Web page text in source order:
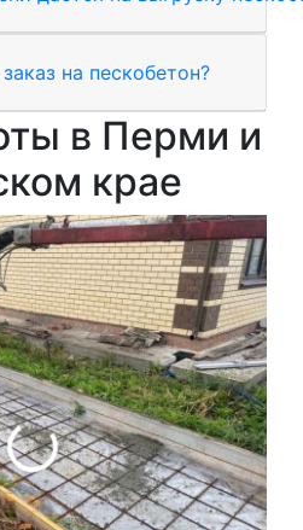
на пескобетон?
в Перми и
крае